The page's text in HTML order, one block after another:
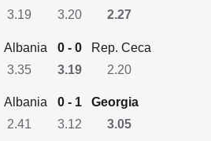
3.19
3.20 2.27
Albania 0 - 0
Rep. Ceca
3.35
3.19 2.20
Albania 0 - 1
Georgia
2.41
3.12 3.05